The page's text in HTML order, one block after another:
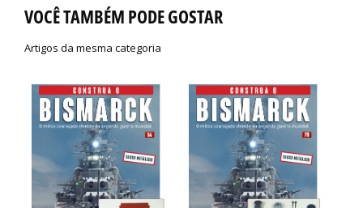
VOCÊ TAMBÉM PODE GOSTAR
Artigos da mesma categoria